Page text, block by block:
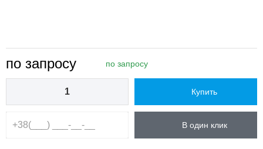
по запросу по запросу
Купить
В один клик